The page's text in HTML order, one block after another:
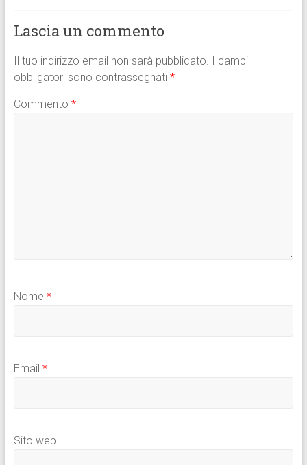
p
Lascia un commento
Il tuo indirizzo email non sarà pubblicato. I campi
obbligatori sono contrassegnati *
Commento *
Nome *
Email *
Sito web